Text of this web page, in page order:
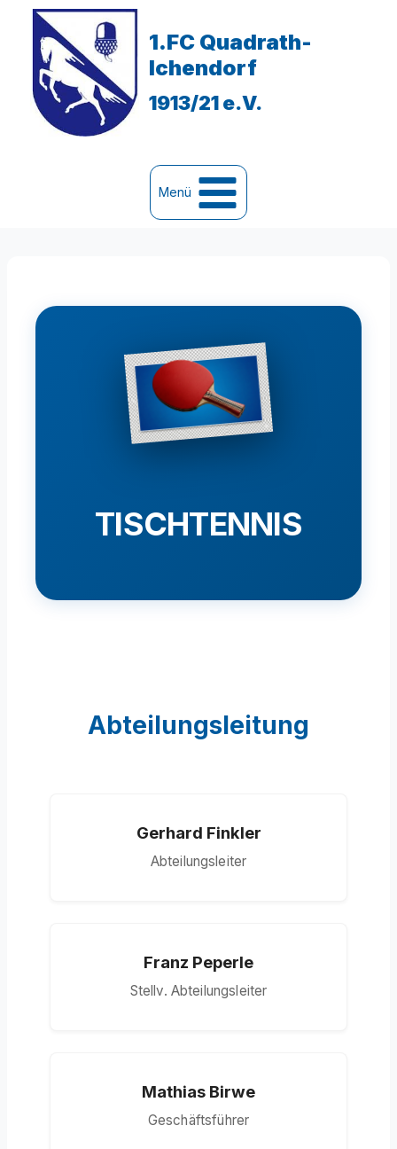
springen
1.FC Quadrath-
Ichendorf
1913/21 e.V.
Menü
TISCHTENNIS
Abteilungsleitung
Gerhard Finkler
Abteilungsleiter
Franz Peperle
Stellv. Abteilungsleiter
Mathias Birwe
Geschäftsführer